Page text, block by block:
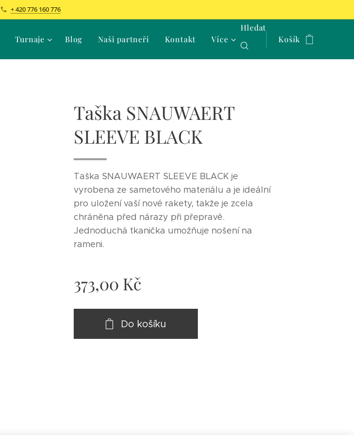
+ 420 776 160 776
Turnaje Blog Naši partneři Kontakt Více
Hledat
Košík
Taška SNAUWAERT
SLEEVE BLACK
Taška SNAUWAERT SLEEVE BLACK je
vyrobena ze sametového materiálu a je ideální
pro uložení vaší nové rakety, takže je zcela
chráněna před nárazy při přepravě.
Jednoduchá tkanička umožňuje nošení na
rameni.
373,00 Kč
Do košíku